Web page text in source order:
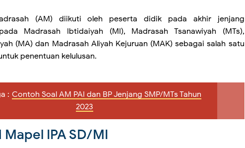
(AM) diikuti oleh peserta didik pada akhir jenjang
Madrasah Ibtidaiyah (MI), Madrasah Tsanawiyah (MTs),
(MA) dan Madrasah Aliyah Kejuruan (MAK) sebagai salah satu
penentuan kelulusan.
: Contoh Soal AM PAI dan BP Jenjang SMP/MTs Tahun
2023
Mapel IPA SD/MI